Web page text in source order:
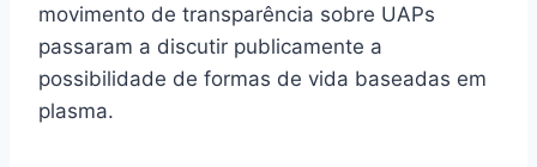
movimento de transparência sobre UAPs
passaram a discutir publicamente a
possibilidade de formas de vida baseadas em
plasma.